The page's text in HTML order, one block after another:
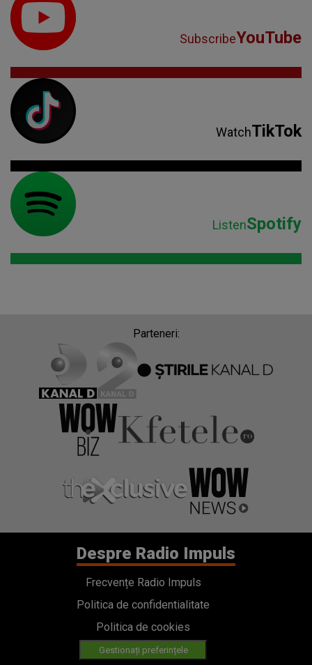
SubscribeYouTube
WatchTikTok
ListenSpotify
Parteneri:
Despre Radio Impuls
Frecvențe Radio Impuls
Politica de confidentialitate
Politica de cookies
Gestionați preferințele